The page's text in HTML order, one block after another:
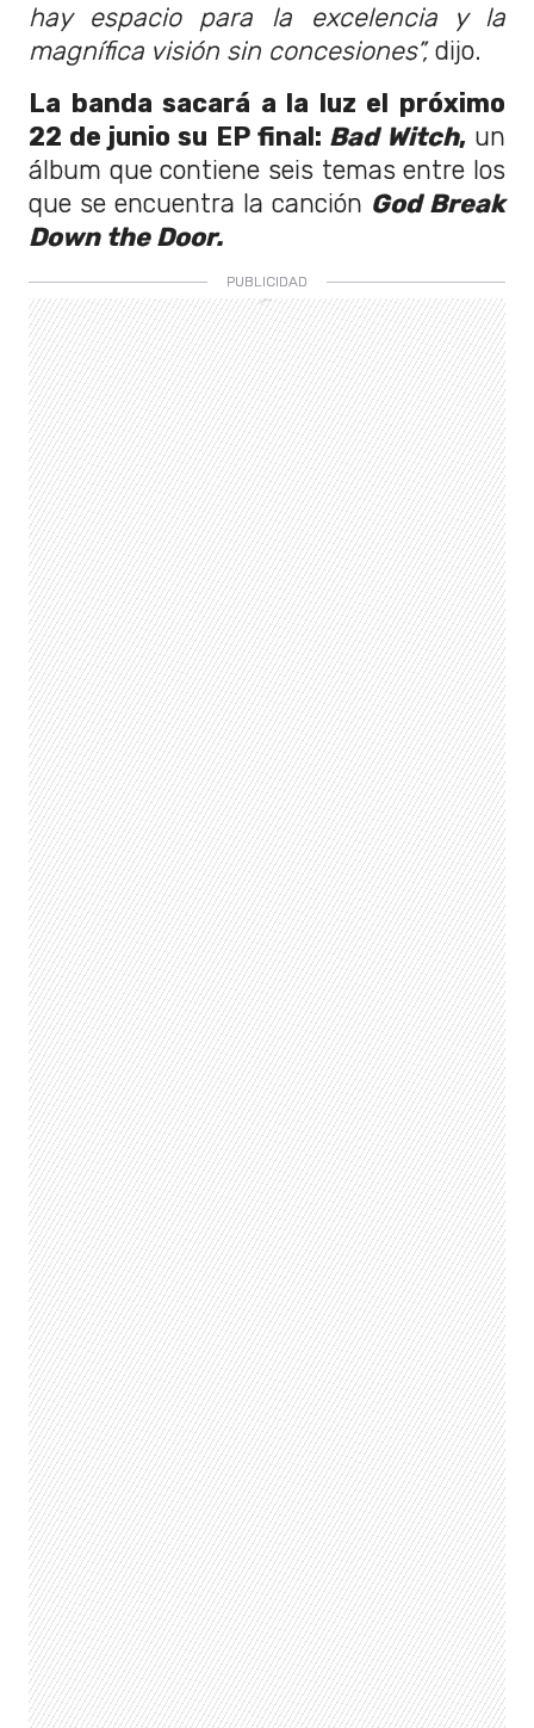
hay espacio para la excelencia y la
magnífica visión sin concesiones”, dijo.
La banda sacará a la luz el próximo
22 de junio su EP final: Bad Witch,un
álbum que contiene seis temas entre los
que se encuentra la canción God Break
Down the Door.